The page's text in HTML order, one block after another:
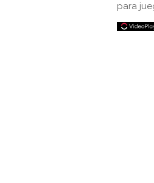
para